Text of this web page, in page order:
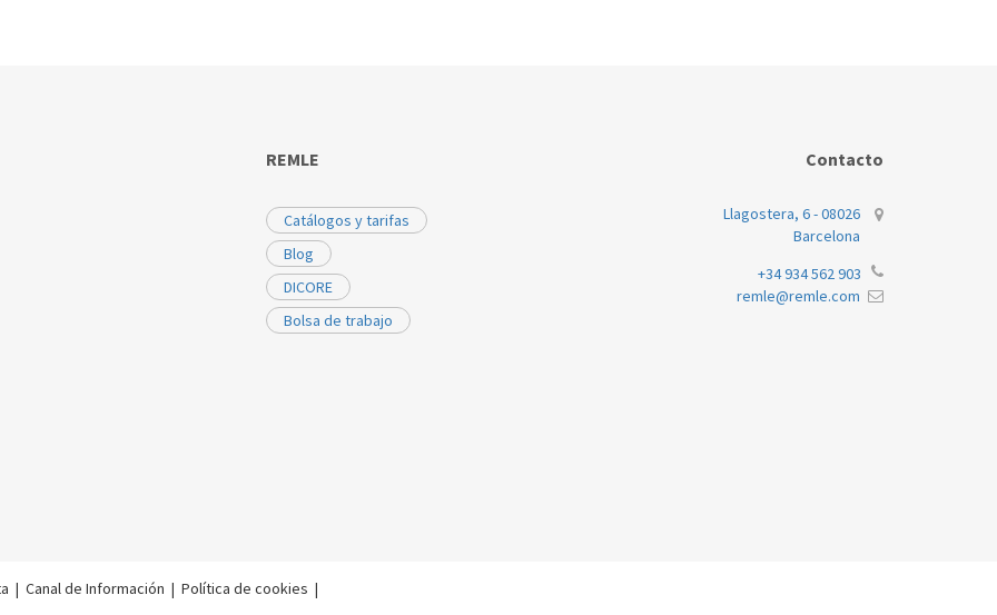
REMLE
Catálogos y tarifas
Blog
DICORE
Bolsa de trabajo
Contacto
Llagostera, 6 - 08026
Barcelona
+34 934 562 903
remle@remle.com
| Canal de Información | Política de cookies |